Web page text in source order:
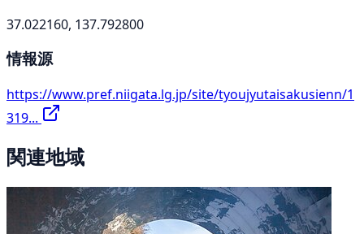
37.022160, 137.792800
情報源
https://www.pref.niigata.lg.jp/site/tyoujyutaisakusienn/1
319...
関連地域